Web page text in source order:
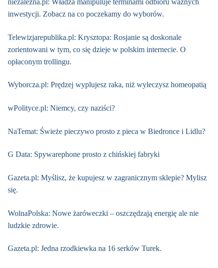
niezalezna.pl: Władza manipuluje terminami odbioru ważnych
inwestycji. Zobacz na co poczekamy do wyborów.
Telewizjarepublika.pl: Krysztopa: Rosjanie są doskonale
zorientowani w tym, co się dzieje w polskim internecie. O
opłaconym trollingu.
Wyborcza.pl: Prędzej wyplujesz raka, niż wyleczysz homeopatią
wPolityce.pl: Niemcy, czy naziści?
NaTemat: Świeże pieczywo prosto z pieca w Biedronce i Lidlu?
G Data: Spywarephone prosto z chińskiej fabryki
Gazeta.pl: Myślisz, że kupujesz w zagranicznym sklepie? Mylisz
się.
WolnaPolska: Nowe żaróweczki – oszczędzają energię ale nie
ludzkie zdrowie.
Gazeta.pl: Jedna rzodkiewka na 16 serków Turek.